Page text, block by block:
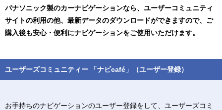
パナソニック製のカーナビゲーションなら、ユーザーコミュニティ
サイトの利用の他、最新データのダウンロードができますので、ご
購入後も安心・便利にナビゲーションをご使用いただけます。
ユーザーズコミュニティー 「ナビcafé」（ユーザー登録）
お手持ちのナビゲーションのユーザー登録をして、 ユーザーズコミ